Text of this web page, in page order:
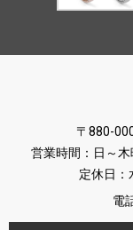
〒880-
営業時間：日～
定休日：
電